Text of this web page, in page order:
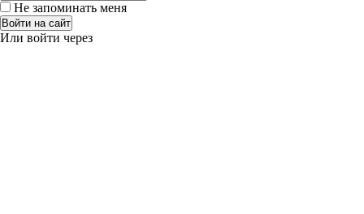
Не запоминать меня
Войти на сайт
Или войти через